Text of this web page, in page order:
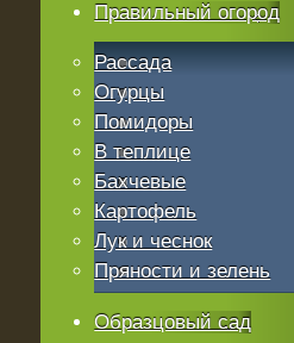
Правильный огород
Рассада
Огурцы
Помидоры
В теплице
Бахчевые
Картофель
Лук и чеснок
Пряности и зелень
Образцовый сад